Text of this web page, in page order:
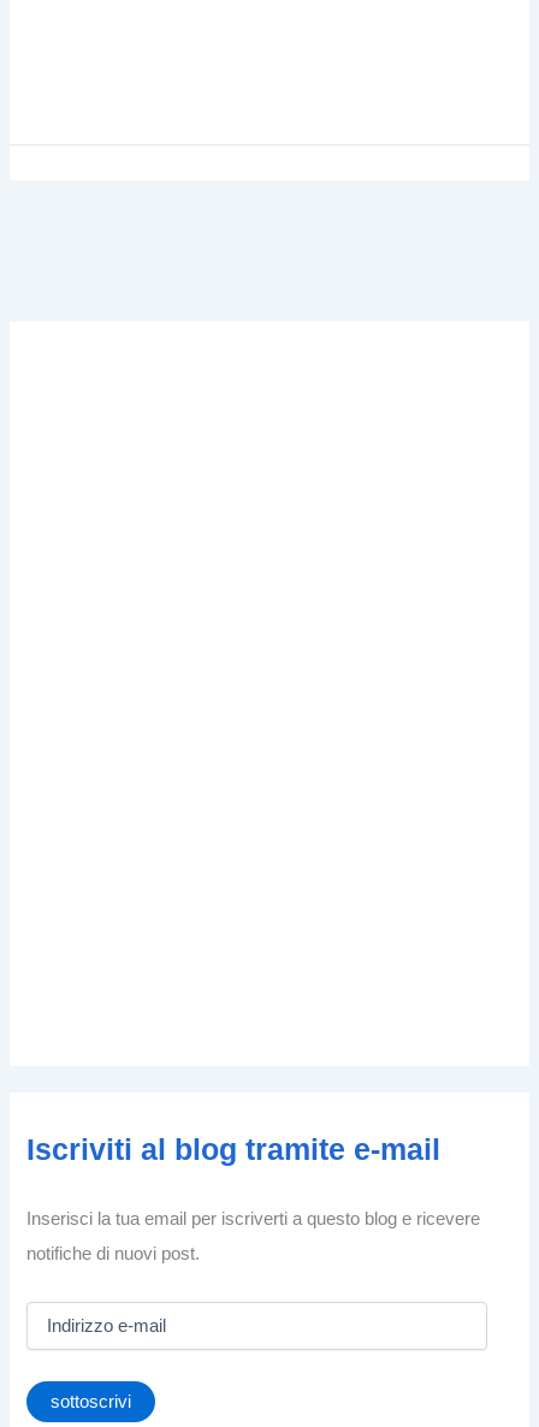
Iscriviti al blog tramite e-mail
Inserisci la tua email per iscriverti a questo blog e ricevere
notifiche di nuovi post.
i
r
sottoscrivi